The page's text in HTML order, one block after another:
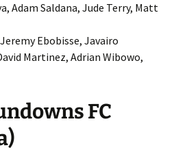
Adam Saldana, Jude Terry, Matt
Ebobisse, Javairo
Martinez, Adrian Wibowo,
FC